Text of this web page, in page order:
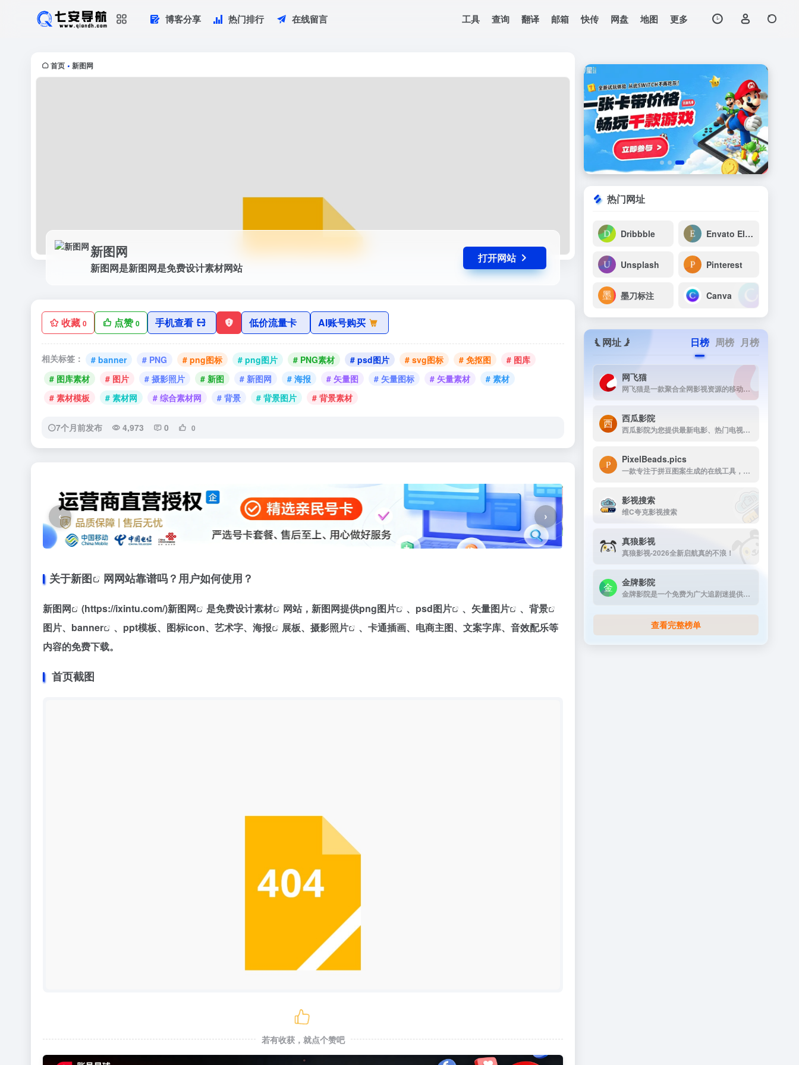
博客分享 热门排行 在线留言 工具 查询 翻译 邮箱 快传 网盘 地图 更多
首页 • 新图网
新图网
新图网是新图网是免费设计素材网站
打开网站
收藏 0 点赞0 手机查看 低价流量卡 AI账号购买
相关标签： # banner # PNG # png图标 # png图片 # PNG素材 # psd图片 # svg图标 # 免抠图
# 图库
# 图库素材
# 图片 # 摄影照片 # 新图 # 新图网 # 海报 # 矢量图 # 矢量图标 # 矢量素材
# 素材
# 素材模板
# 素材网 # 综合素材网 # 背景 # 背景图片 # 背景素材
7个月前发布 4,973 0 0
‹ ›
关于新图 网网站靠谱吗？用户如何使用？
新图网 (https://ixintu.com/)新图网 是免费设计素材 网站，新图网提供png图片 、 psd图片 、矢量图片 、 背景
图片、 banner 、ppt模板、图标icon、艺术字、 海报 展板、 摄影照片
、卡通插画、电商主图、文案字库、音效配乐等
内容的免费下载。
首页截图
若有收获，就点个赞吧
热门网址
Dribbble Envato Elements
Unsplash Pinterest
墨刀标注 Canva
网址 日榜 周榜 月榜
网飞猫
网飞猫是一款聚合全网影视资源的移动端播放应用，主打免费、高画...
西瓜影院
西瓜影院为您提供最新电影、热门电视剧、综艺动漫免费在线观看，高清流畅无广告，海量片源每日更新，打造极致观影体验。
PixelBeads.pics
一款专注于拼豆图案生成的在线工具，用户只需上传任意照片或图片，即可一键将其像素化为可打印的拼豆图稿。
影视搜索
维C夸克影视搜索
真狼影视
真狼影视-2026全新启航真的不浪！
金牌影院
金牌影院是一个免费为广大追剧迷提供在线播放的影视站，涵盖大量免费的VIP电视剧资源、最新上映大片、好看的综艺节目及动漫视频，是一个播放速度快，资源多的免费影视网站
查看完整榜单